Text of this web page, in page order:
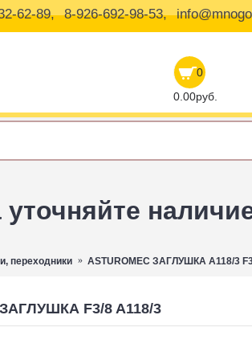
62-89, 8-926-692-98-53,
0
0.00руб.
переходники ASTUROMEC ЗАГЛУШКА A118/3
F3/8 A118/3